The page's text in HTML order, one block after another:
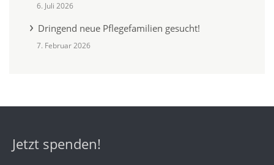
6. Juli 2026
Dringend neue Pflegefamilien gesucht!
7. Februar 2026
Jetzt spenden!